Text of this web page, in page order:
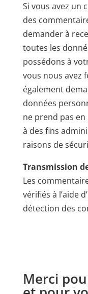
Si vous avez un
des
demander à
toutes les
possédons à
vous nous avez
également
données
ne prend pas
à des fins
raisons de
Transmission
Les
vérifiés à l’aide
détection des
Merci